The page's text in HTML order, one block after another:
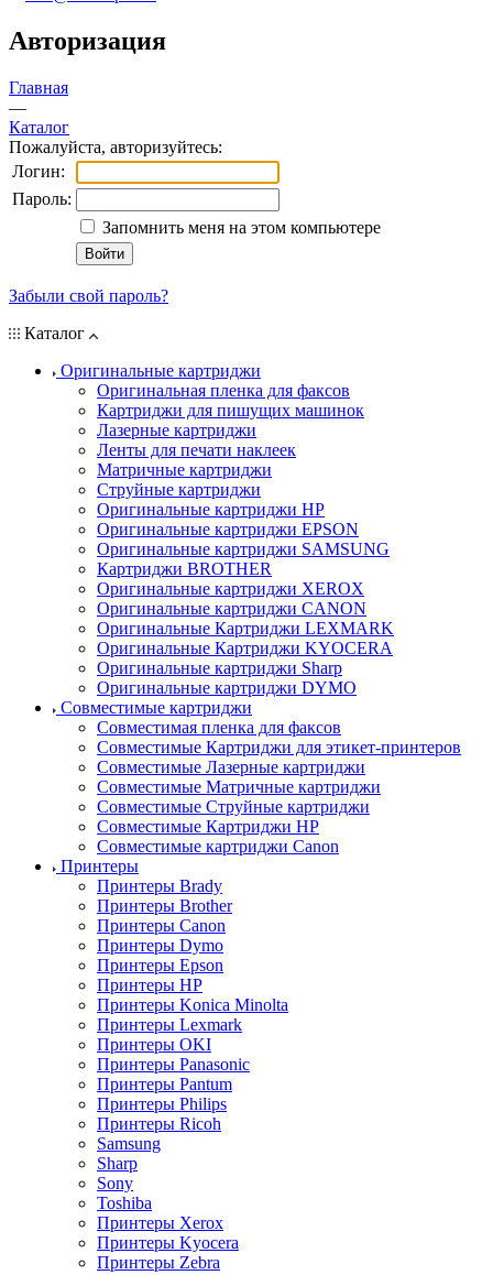
Авторизация
Главная
—
Каталог
Пожалуйста, авторизуйтесь:
Логин:
Пароль:
Запомнить меня на этом компьютере
Забыли свой пароль?
Каталог
Оригинальные картриджи
Оригинальная пленка для факсов
Картриджи для пишущих машинок
Лазерные картриджи
Ленты для печати наклеек
Матричные картриджи
Струйные картриджи
Оригинальные картриджи HP
Оригинальные картриджи EPSON
Оригинальные картриджи SAMSUNG
Картриджи BROTHER
Оригинальные картриджи XEROX
Оригинальные картриджи CANON
Оригинальные Картриджи LEXMARK
Оригинальные Картриджи KYOCERA
Оригинальные картриджи Sharp
Оригинальные картриджи DYMO
Совместимые картриджи
Совместимая пленка для факсов
Совместимые Картриджи для этикет-принтеров
Совместимые Лазерные картриджи
Совместимые Матричные картриджи
Совместимые Струйные картриджи
Совместимые Картриджи HP
Совместимые картриджи Canon
Принтеры
Принтеры Brady
Принтеры Brother
Принтеры Canon
Принтеры Dymo
Принтеры Epson
Принтеры HP
Принтеры Konica Minolta
Принтеры Lexmark
Принтеры OKI
Принтеры Panasonic
Принтеры Pantum
Принтеры Philips
Принтеры Ricoh
Samsung
Sharp
Sony
Toshiba
Принтеры Xerox
Принтеры Kyocera
Принтеры Zebra